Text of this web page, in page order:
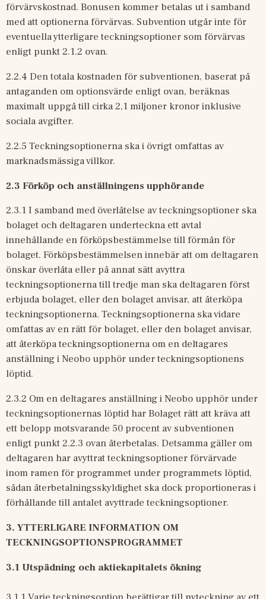
förvärvskostnad. Bonusen kommer betalas ut i samband
med att optionerna förvärvas. Subvention utgår inte för
eventuella ytterligare teckningsoptioner som förvärvas
enligt punkt 2.1.2 ovan.
2.2.4 Den totala kostnaden för subventionen, baserat på
antaganden om optionsvärde enligt ovan, beräknas
maximalt uppgå till cirka 2,1 miljoner kronor inklusive
sociala avgifter.
2.2.5 Teckningsoptionerna ska i övrigt omfattas av
marknadsmässiga villkor.
2.3 Förköp och anställningens upphörande
2.3.1 I samband med överlåtelse av teckningsoptioner ska
bolaget och deltagaren underteckna ett avtal
innehållande en förköpsbestämmelse till förmån för
bolaget. Förköpsbestämmelsen innebär att om deltagaren
önskar överlåta eller på annat sätt avyttra
teckningsoptionerna till tredje man ska deltagaren först
erbjuda bolaget, eller den bolaget anvisar, att återköpa
teckningsoptionerna. Teckningsoptionerna ska vidare
omfattas av en rätt för bolaget, eller den bolaget anvisar,
att återköpa teckningsoptionerna om en deltagares
anställning i Neobo upphör under teckningsoptionens
löptid.
2.3.2 Om en deltagares anställning i Neobo upphör under
teckningsoptionernas löptid har Bolaget rätt att kräva att
ett belopp motsvarande 50 procent av subventionen
enligt punkt 2.2.3 ovan återbetalas. Detsamma gäller om
deltagaren har avyttrat teckningsoptioner förvärvade
inom ramen för programmet under programmets löptid,
sådan återbetalningsskyldighet ska dock proportioneras i
förhållande till antalet avyttrade teckningsoptioner.
3. YTTERLIGARE INFORMATION OM
TECKNINGSOPTIONSPROGRAMMET
3.1 Utspädning och aktiekapitalets ökning